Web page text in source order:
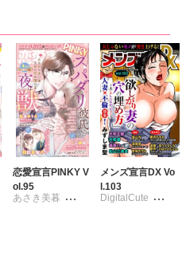
藤井三和子
美里繚子
愛かほる
藤井三和子
美里繚子
愛かほる
恋愛宣言PINKY V
ol.95
あさき美暮
メンズ宣言DX Vo
l.103
DigitalCute